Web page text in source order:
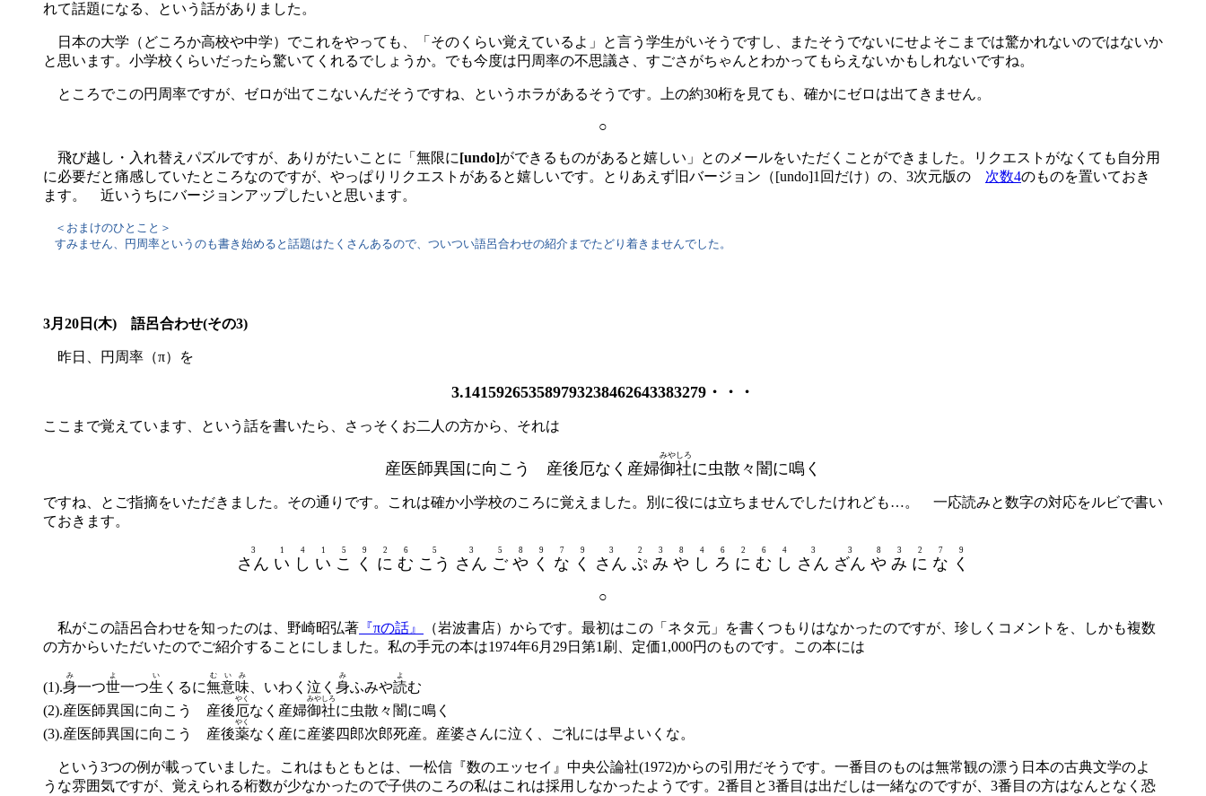
れて話題になる、という話がありました。
日本の大学（どころか高校や中学）でこれをやっても、「そのくらい覚えているよ」と言う学生がいそうですし、またそうでないにせよそこまでは驚かれないのではないか
と思います。小学校くらいだったら驚いてくれるでしょうか。でも今度は円周率の不思議さ、すごさがちゃんとわかってもらえないかもしれないですね。
ところでこの円周率ですが、ゼロが出てこないんだそうですね、というホラがあるそうです。上の約30桁を見ても、確かにゼロは出てきません。
○
飛び越し・入れ替えパズルですが、ありがたいことに「無限に[undo]ができるものがあると嬉しい」とのメールをいただくことができました。リクエストがなくても自分用
に必要だと痛感していたところなのですが、やっぱりリクエストがあると嬉しいです。とりあえず旧バージョン（[undo]1回だけ）の、3次元版の 次数4のものを置いておき
ます。 近いうちにバージョンアップしたいと思います。
＜おまけのひとこと＞
すみません、円周率というのも書き始めると話題はたくさんあるので、ついつい語呂合わせの紹介までたどり着きませんでした。
3月20日(木) 語呂合わせ(その3)
昨日、円周率（π）を
3.141592653589793238462643383279・・・
ここまで覚えています、という話を書いたら、さっそくお二人の方から、それは
産医師異国に向こう 産後厄なく産婦御社
みやしろ
に虫散々闇に鳴く
ですね、とご指摘をいただきました。その通りです。これは確か小学校のころに覚えました。別に役には立ちませんでしたけれども…。 一応読みと数字の対応をルビで書い
ておきます。
さん
3
い
1
し
4
い
1
こ
5
く
9
に
2
む
6
こう
5
さん
3
ご
5
や
8
く
9
な
7
く
9
さん
3
ぷ
2
み
3
や
8
し
4
ろ
6
に
2
む
6
し
4
さん
3
ざん
3
や
8
み
3
に
2
な
7
く
9
○
私がこの語呂合わせを知ったのは、野崎昭弘著 『πの話』
（岩波書店）からです。最初はこの「ネタ元」を書くつもりはなかったのですが、珍しくコメントを、しかも複数
の方からいただいたのでご紹介することにしました。私の手元の本は1974年6月29日第1刷、定価1,000円のものです。この本には
(1).身
み
一つ世
よ
一つ生
い
くるに無意味
むいみ
、いわく 泣 く 身
み
ふみや読
よ
む
(2).産医師異国に向こう 産後厄
やく
なく産婦御社
みやしろ
に虫散々闇に鳴く
(3).産医師異国に向こう 産後薬
やく
なく産に産婆四郎次郎死産。産婆さんに泣く、ご礼には早よいくな。
という3つの例が載っていました。これはもともとは、一松信『数のエッセイ』中央公論社(1972)からの引用だそうです。一番目のものは無常観の漂う日本の古典文学のよ
うな雰囲気ですが、覚えられる桁数が少なかったので子供のころの私はこれは採用しなかったようです。2番目と3番目は出だしは一緒なのですが、3番目の方はなんとなく恐